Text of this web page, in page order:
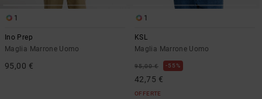
1
Ino Prep
Maglia Marrone Uomo
95,00 €
1
KSL
Maglia Marrone Uomo
95,00 € 55%
42,75 €
OFFERTE